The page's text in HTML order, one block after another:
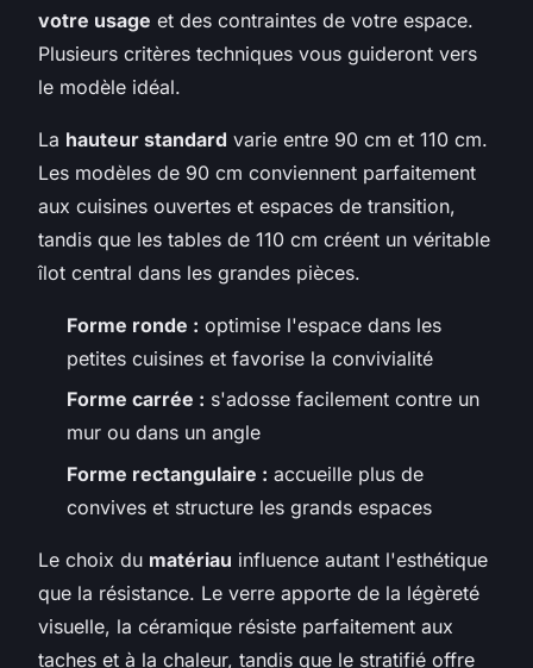
votre usage et des contraintes de votre espace.
Plusieurs critères techniques vous guideront vers
le modèle idéal.
La hauteur standard varie entre 90 cm et 110 cm.
Les modèles de 90 cm conviennent parfaitement
aux cuisines ouvertes et espaces de transition,
tandis que les tables de 110 cm créent un véritable
îlot central dans les grandes pièces.
Forme ronde : optimise l'espace dans les
petites cuisines et favorise la convivialité
Forme carrée : s'adosse facilement contre un
mur ou dans un angle
Forme rectangulaire : accueille plus de
convives et structure les grands espaces
Le choix du matériau influence autant l'esthétique
que la résistance. Le verre apporte de la légèreté
visuelle, la céramique résiste parfaitement aux
taches et à la chaleur, tandis que le stratifié offre